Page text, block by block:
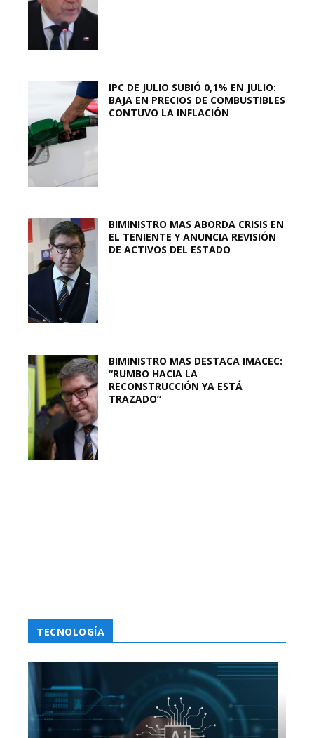
IPC DE JULIO SUBIÓ 0,1% EN JULIO:
BAJA EN PRECIOS DE COMBUSTIBLES
CONTUVO LA INFLACIÓN
BIMINISTRO MAS ABORDA CRISIS EN
EL TENIENTE Y ANUNCIA REVISIÓN
DE ACTIVOS DEL ESTADO
BIMINISTRO MAS DESTACA IMACEC:
“RUMBO HACIA LA
RECONSTRUCCIÓN YA ESTÁ
TRAZADO”
TECNOLOGÍA